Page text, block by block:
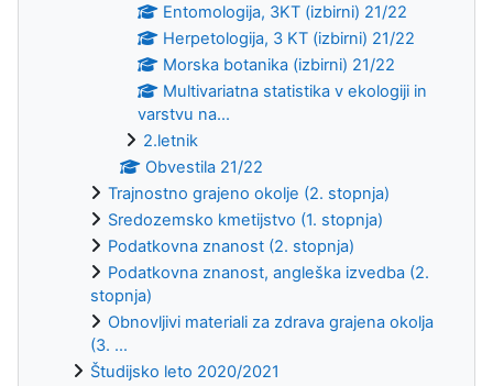
Entomologija, 3KT (izbirni) 21/22
Herpetologija, 3 KT (izbirni) 21/22
Morska botanika (izbirni) 21/22
Multivariatna statistika v ekologiji in
varstvu na...
2.letnik
Obvestila 21/22
Trajnostno grajeno okolje (2. stopnja)
Sredozemsko kmetijstvo (1. stopnja)
Podatkovna znanost (2. stopnja)
Podatkovna znanost, angleška izvedba (2.
stopnja)
Obnovljivi materiali za zdrava grajena okolja
(3. ...
Študijsko leto 2020/2021